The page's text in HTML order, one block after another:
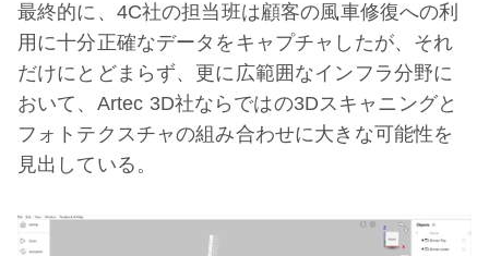
最終的に、4C社の担当班は顧客の風車修復への利
用に十分正確なデータをキャプチャしたが、それ
だけにとどまらず、更に広範囲なインフラ分野に
おいて、Artec 3D社ならではの3Dスキャニングと
フォトテクスチャの組み合わせに大きな可能性を
見出している。